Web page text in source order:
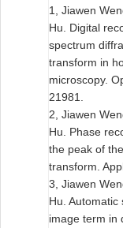
1, Jiawen
Hu. Digital
spectrum
transform in
microscopy.
21981.
2, Jiawen
Hu. Phase
the peak of
transform.
3, Jiawen
Hu.
image term in